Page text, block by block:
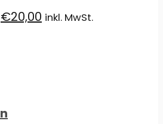
€20,00 Aktueller
inkl. MwSt.